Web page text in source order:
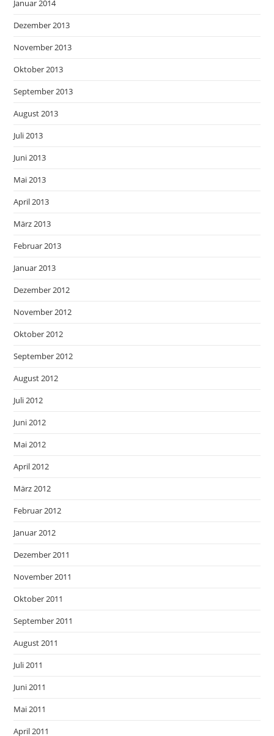
Januar 2014
Dezember 2013
November 2013
Oktober 2013
September 2013
August 2013
Juli 2013
Juni 2013
Mai 2013
April 2013
März 2013
Februar 2013
Januar 2013
Dezember 2012
November 2012
Oktober 2012
September 2012
August 2012
Juli 2012
Juni 2012
Mai 2012
April 2012
März 2012
Februar 2012
Januar 2012
Dezember 2011
November 2011
Oktober 2011
September 2011
August 2011
Juli 2011
Juni 2011
Mai 2011
April 2011